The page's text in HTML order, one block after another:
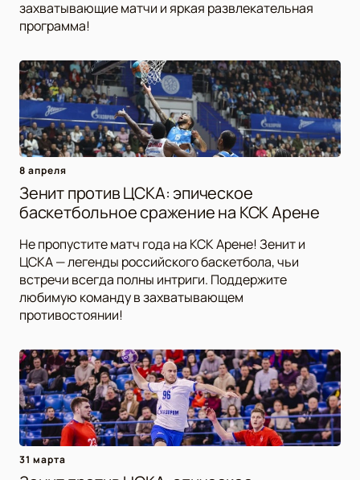
захватывающие матчи и яркая развлекательная
программа!
8 апреля
Зенит против ЦСКА: эпическое
баскетбольное сражение на КСК Арене
Не пропустите матч года на КСК Арене! Зенит и
ЦСКА — легенды российского баскетбола, чьи
встречи всегда полны интриги. Поддержите
любимую команду в захватывающем
противостоянии!
31 марта